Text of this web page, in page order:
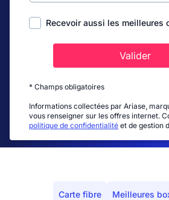
Recevoir aussi les meilleures
Valider
* Champs obligatoires
Informations collectées par Ariase,
vous renseigner sur les offres internet.
politique de confidentialité et de gestion
Carte fibre Meilleures